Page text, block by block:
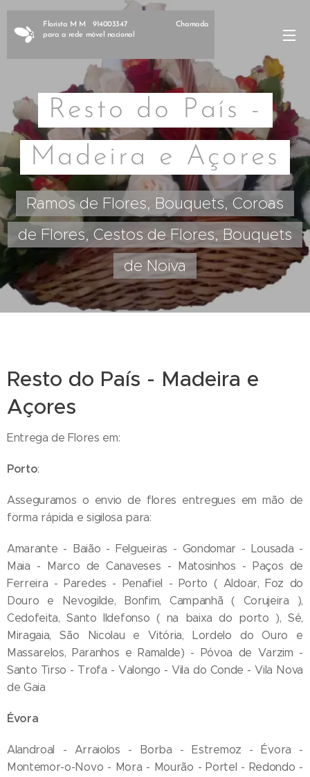
Florista M M 914003347 Chamada
para a rede móvel nacional
Resto do País -
Madeira e Açores
Ramos de Flores, Bouquets, Coroas
de Flores, Cestos de Flores, Bouquets
de Noiva
Resto do País - Madeira e
Açores
Entrega de Flores em:
Porto:
Asseguramos o envio de flores entregues em mão de
forma rápida e sigilosa para:
Amarante - Baião - Felgueiras - Gondomar - Lousada -
Maia - Marco de Canaveses - Matosinhos - Paços de
Ferreira - Paredes - Penafiel - Porto ( Aldoar, Foz do
Douro e Nevogilde, Bonfim, Campanhã ( Corujeira ),
Cedofeita, Santo Ildefonso ( na baixa do porto ), Sé,
Miragaia, São Nicolau e Vitória, Lordelo do Ouro e
Massarelos, Paranhos e Ramalde) - Póvoa de Varzim -
Santo Tirso - Trofa - Valongo - Vila do Conde - Vila Nova
de Gaia
Évora
Alandroal - Arraiolos - Borba - Estremoz - Évora -
Montemor-o-Novo - Mora - Mourão - Portel - Redondo -